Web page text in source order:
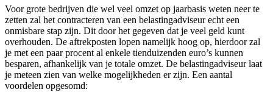
Voor grote bedrijven die wel veel omzet op jaarbasis weten neer te
zetten zal het contracteren van een belastingadviseur echt een
onmisbare stap zijn. Dit door het gegeven dat je veel geld kunt
overhouden. De aftrekposten lopen namelijk hoog op, hierdoor zal
je met een paar procent al enkele tienduizenden euro’s kunnen
besparen, afhankelijk van je totale omzet. De belastingadviseur laat
je meteen zien van welke mogelijkheden er zijn. Een aantal
voordelen opgesomd: